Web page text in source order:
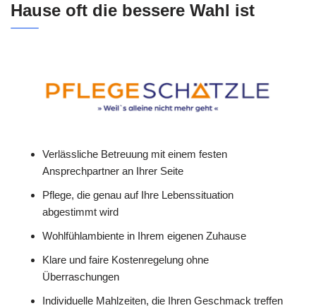
Hause oft die bessere Wahl ist
Verlässliche Betreuung mit einem festen
Ansprechpartner an Ihrer Seite
Pflege, die genau auf Ihre Lebenssituation
abgestimmt wird
Wohlfühlambiente in Ihrem eigenen Zuhause
Klare und faire Kostenregelung ohne
Überraschungen
Individuelle Mahlzeiten, die Ihren Geschmack treffen